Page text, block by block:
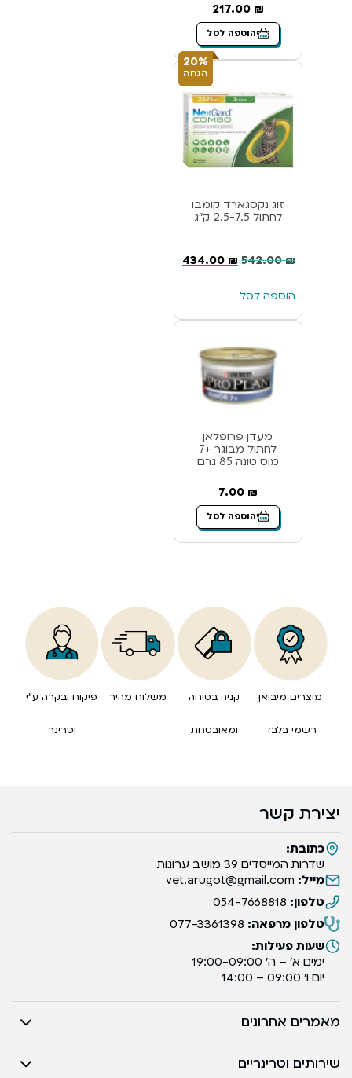
217.00 ₪
הוספה לסל
20%
הנחה
זוג נקסגארד קומבו
לחתול 2.5-7.5 ק”ג
542.00₪
434.00 ₪
הוספה לסל
מעדן פרופלאן
לחתול מבוגר +7
מוס טונה 85 גרם
7.00 ₪
הוספה לסל
מוצרים מיבואן
רשמי בלבד
קניה בטוחה
ומאובטחת
משלוח מהיר פיקוח ובקרה ע”י
וטרינר
יצירת קשר
כתובת:
שדרות המייסדים 39 מושב ערוגות
מייל: vet.arugot@gmail.com
טלפון: 054-7668818
טלפון מרפאה: 077-3361398
שעות פעילות:
ימים א’ – ה’ 19:00-09:00
יום ו’ 09:00 – 14:00
מאמרים אחרונים
שירותים וטרינריים